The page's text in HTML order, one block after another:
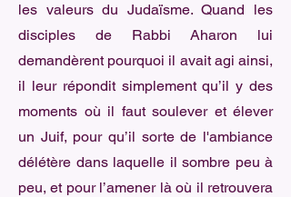
les valeurs du Judaïsme. Quand les
disciples de Rabbi Aharon lui
demandèrent pourquoi il avait agi ainsi,
il leur répondit simplement qu’il y des
moments où il faut soulever et élever
un Juif, pour qu’il sorte de l'ambiance
délétère dans laquelle il sombre peu à
peu, et pour l’amener là où il retrouvera